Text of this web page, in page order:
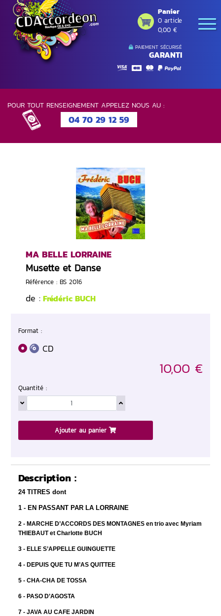
PAIEMENT SÉCURISÉ
GARANTI
Panier
0 article
0,00 €
POUR TOUT RENSEIGNEMENT APPELEZ NOUS AU :
04 70 29 12 59
MA BELLE LORRAINE
Musette et Danse
Référence : BS 2016
de : Frédéric BUCH
Format :
CD
10,00 €
Quantité :
Ajouter au panier
Description :
24 TITRES dont
1 - EN PASSANT PAR LA LORRAINE
2 - MARCHE D’ACCORDS DES MONTAGNES en trio avec Myriam
THIEBAUT et Charlotte BUCH
3 - ELLE S’APPELLE GUINGUETTE
4 - DEPUIS QUE TU M’AS QUITTEE
5 - CHA-CHA DE TOSSA
6 - PASO D’AGOSTA
7 - JAVA AU CAFE JARDIN